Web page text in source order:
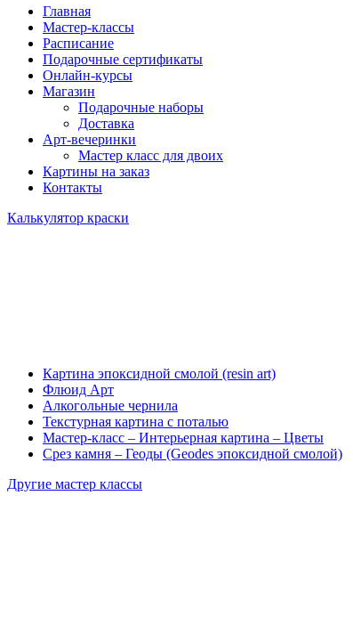
Главная
Мастер-классы
Расписание
Подарочные сертификаты
Онлайн-курсы
Магазин
Подарочные наборы
Доставка
Арт-вечеринки
Мастер класс для двоих
Картины на заказ
Контакты
Калькулятор краски
Картина эпоксидной смолой (resin art)
Флюид Арт
Алкогольные чернила
Текстурная картина с поталью
Мастер-класс – Интерьерная картина – Цветы
Срез камня – Геоды (Geodes эпоксидной смолой)
Другие мастер классы